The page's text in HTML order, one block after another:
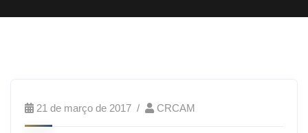
21 de março de 2017 CRCAM